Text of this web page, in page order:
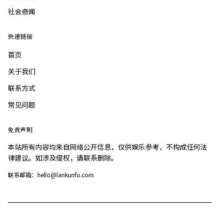
社会奇闻
快速链接
首页
关于我们
联系方式
常见问题
免责声明
本站所有内容均来自网络公开信息，仅供娱乐参考，不构成任何法
律建议。如涉及侵权，请联系删除。
联系邮箱：hello@lankunfu.com